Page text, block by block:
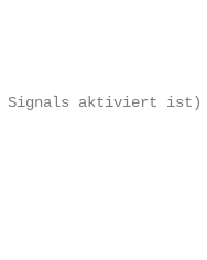
Signals aktiviert ist)